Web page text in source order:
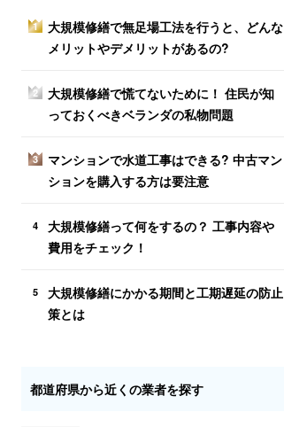
1
大規模修繕で無足場工法を行うと、どんな
メリットやデメリットがあるの?
2
大規模修繕で慌てないために！ 住民が知
っておくべきベランダの私物問題
3
マンションで水道工事はできる? 中古マン
ションを購入する方は要注意
4
大規模修繕って何をするの？ 工事内容や
費用をチェック！
5
大規模修繕にかかる期間と工期遅延の防止
策とは
都道府県から近くの業者を探す